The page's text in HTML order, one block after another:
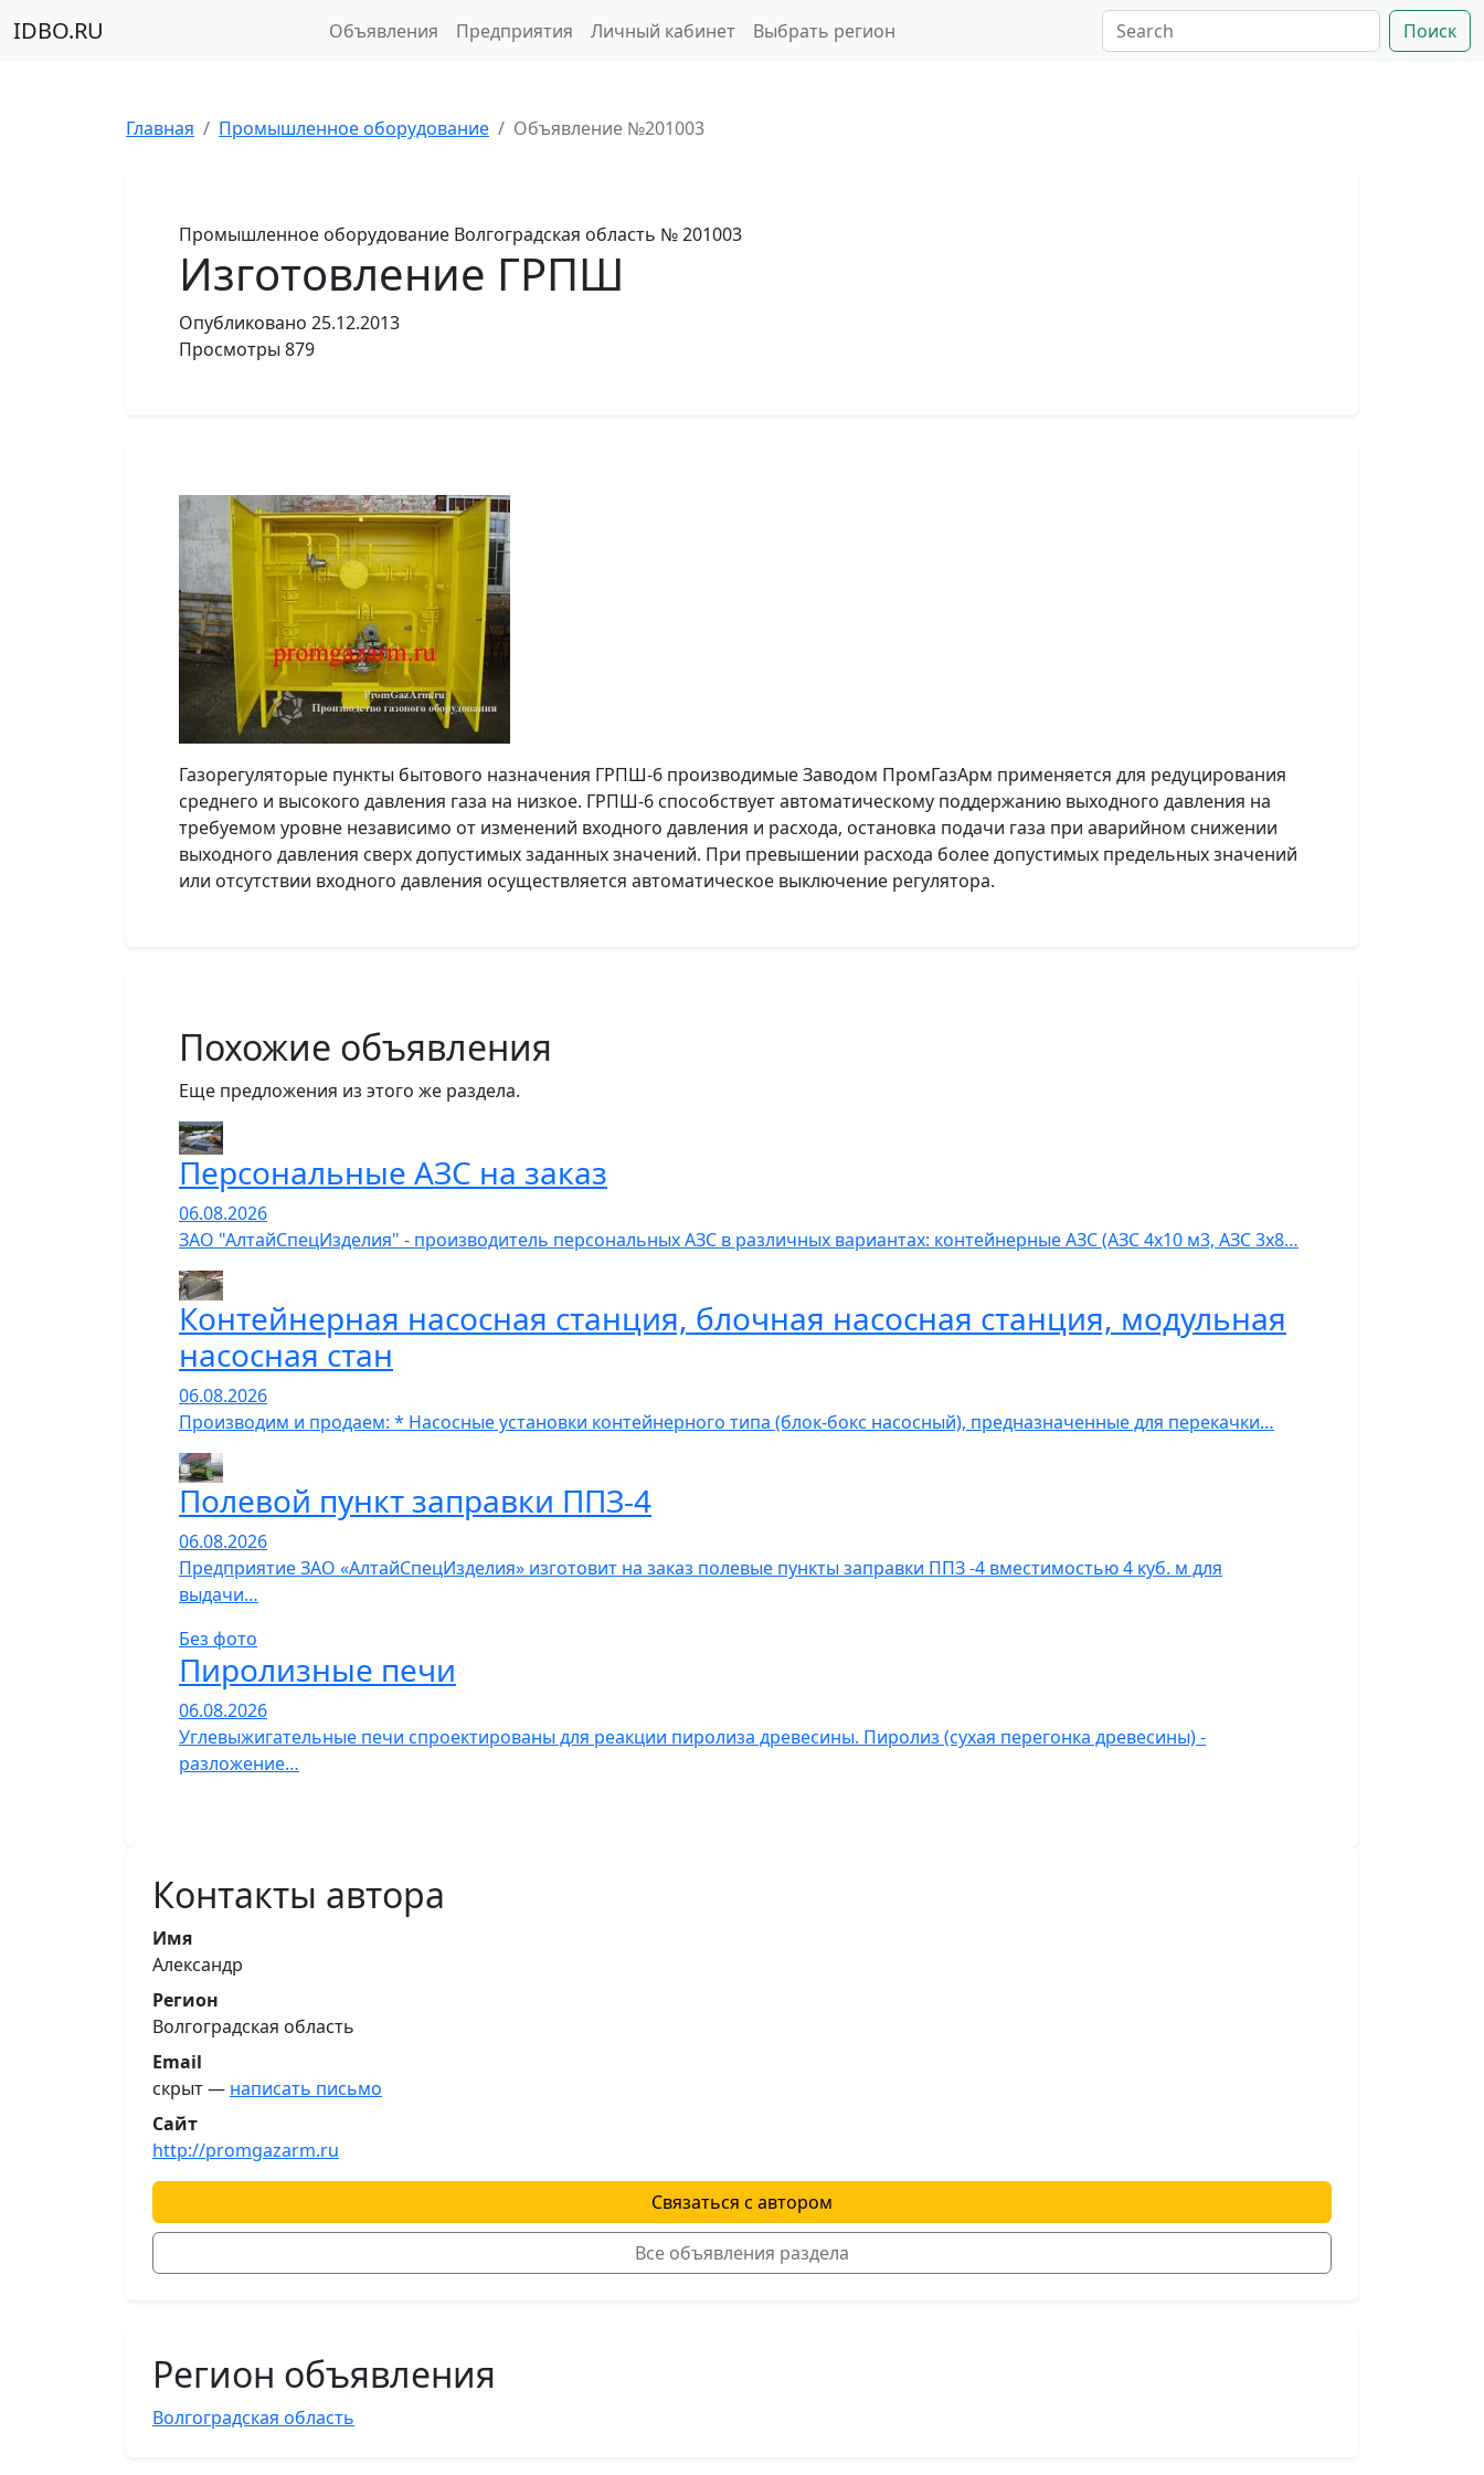
IDBO.RU Объявления Предприятия Личный кабинет Выбрать регион Поиск
Главная Промышленное оборудование Объявление №201003
Промышленное оборудование Волгоградская область № 201003
Изготовление ГРПШ
Опубликовано 25.12.2013
Просмотры 879
Газорегуляторые пункты бытового назначения ГРПШ-6 производимые Заводом ПромГазАрм применяется для редуцирования
среднего и высокого давления газа на низкое. ГРПШ-6 способствует автоматическому поддержанию выходного давления на
требуемом уровне независимо от изменений входного давления и расхода, остановка подачи газа при аварийном снижении
выходного давления сверх допустимых заданных значений. При превышении расхода более допустимых предельных значений
или отсутствии входного давления осуществляется автоматическое выключение регулятора.
Похожие объявления
Еще предложения из этого же раздела.
Персональные АЗС на заказ
06.08.2026
ЗАО "АлтайСпецИзделия" - производитель персональных АЗС в различных вариантах: контейнерные АЗС (АЗС 4х10 м3, АЗС 3х8…
Контейнерная насосная станция, блочная насосная станция, модульная
насосная стан
06.08.2026
Производим и продаем: * Насосные установки контейнерного типа (блок-бокс насосный), предназначенные для перекачки…
Полевой пункт заправки ППЗ-4
06.08.2026
Предприятие ЗАО «АлтайСпецИзделия» изготовит на заказ полевые пункты заправки ППЗ -4 вместимостью 4 куб. м для
выдачи…
Без фото
Пиролизные печи
06.08.2026
Углевыжигательные печи спроектированы для реакции пиролиза древесины. Пиролиз (сухая перегонка древесины) -
разложение…
Контакты автора
Имя
Александр
Регион
Волгоградская область
Email
скрыт — написать письмо
Сайт
http://promgazarm.ru
Связаться с автором
Все объявления раздела
Регион объявления
Волгоградская область